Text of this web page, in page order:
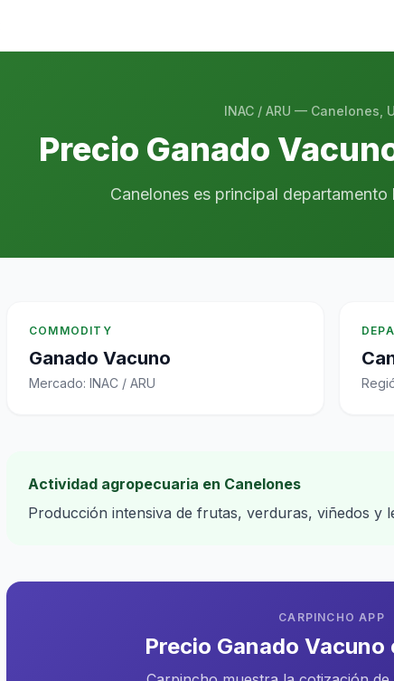
INAC / ARU — Canelones,
Precio Ganado
Canelones es principal
COMMODITY
Ganado Vacuno
Mercado: INAC / ARU
Actividad agropecuaria en Canelones
Producción intensiva de frutas, verduras, viñedos y
CARPINCHO APP
Precio Ganado Vacuno